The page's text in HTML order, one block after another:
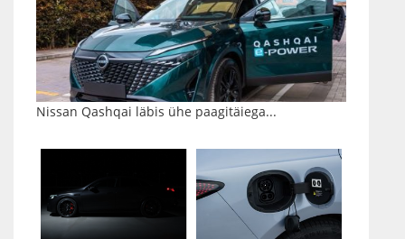
Nissan Qashqai läbis ühe paagitäiega...